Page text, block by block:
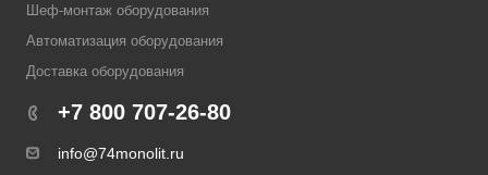
Шеф-монтаж оборудования
Автоматизация оборудования
Доставка оборудования
+7 800 707-26-80
info@74monolit.ru